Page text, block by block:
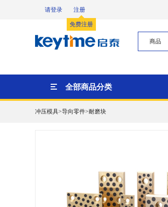
请登录 注册
免费注册
商品
全部商品分类
冲压模具>导向零件>耐磨块